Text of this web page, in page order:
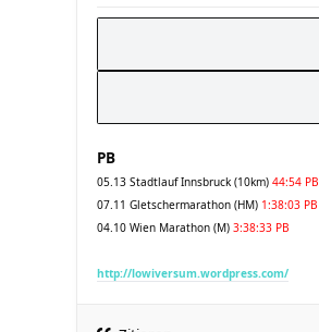
PB
05.13 Stadtlauf Innsbruck (10km) 44:54 PB
07.11 Gletschermarathon (HM) 1:38:03 PB
04.10 Wien Marathon (M) 3:38:33 PB
http://lowiversum.wordpress.com/